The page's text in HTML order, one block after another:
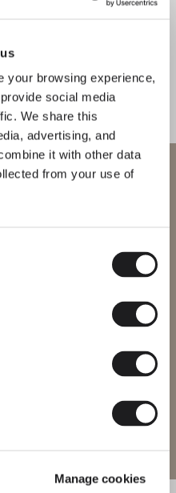
your browsing experience,
social media
We share this
advertising, and
it with other data
from your use of
Manage cookies
in Vibia
tua regione per assicurarti che
potrebbero non essere